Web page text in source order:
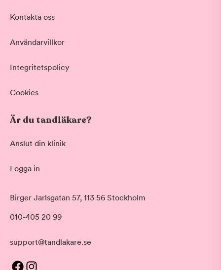
Kontakta oss
Användarvillkor
Integritetspolicy
Cookies
Är du tandläkare?
Anslut din klinik
Logga in
Birger Jarlsgatan 57, 113 56 Stockholm
010-405 20 99
support@tandlakare.se